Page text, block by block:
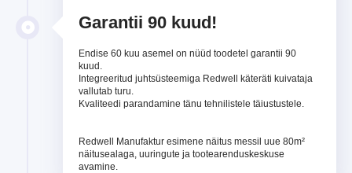
Garantii 90 kuud!
Endise 60 kuu asemel on nüüd toodetel garantii 90
kuud.
Integreeritud juhtsüsteemiga Redwell käteräti kuivataja
vallutab turu.
Kvaliteedi parandamine tänu tehnilistele täiustustele.
Redwell Manufaktur esimene näitus messil uue 80m²
näitusealaga, uuringute ja tootearenduskeskuse
avamine.